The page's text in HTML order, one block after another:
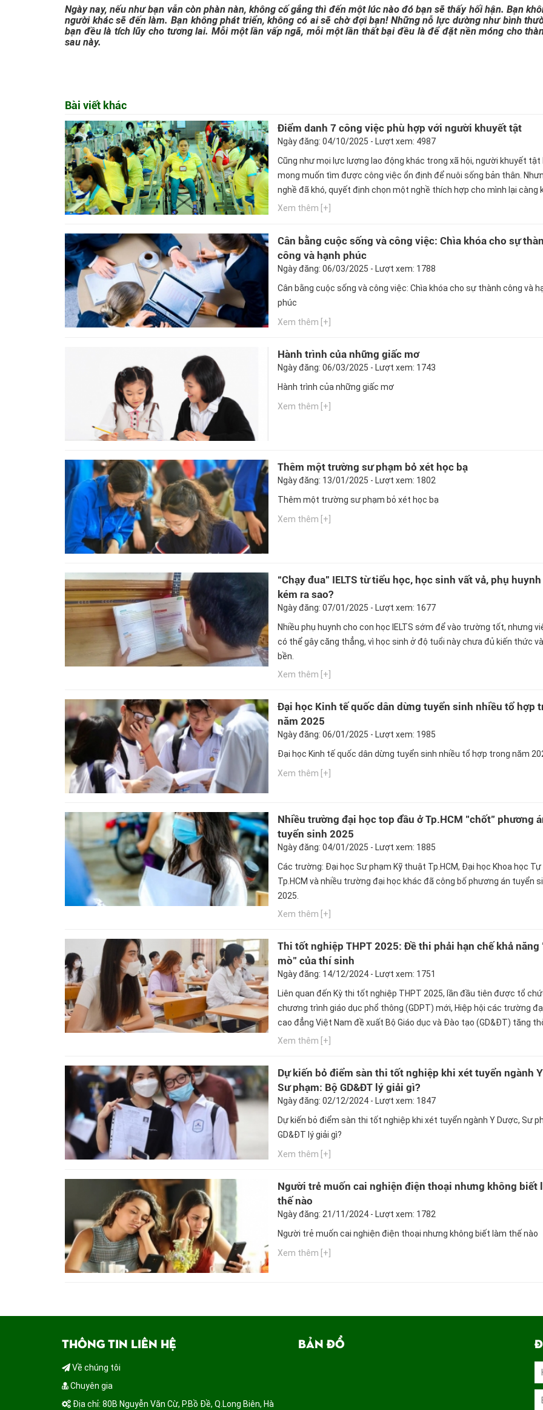
Ngày nay, nếu như bạn vẫn còn phàn nàn, không cố gắng thì đến một lúc nào đó bạn sẽ thấy hối hận. Bạn
người khác sẽ đến làm. Bạn không phát triển, không có ai sẽ chờ đợi bạn! Những nỗ lực dường như bình
bạn đều là tích lũy cho tương lai. Mỗi một lần vấp ngã, mỗi một lần thất bại đều là để đặt nền móng cho
sau này.
Bài viết khác
Điểm danh 7 công việc phù hợp với người khuyết tật
Ngày đăng: 04/10/2025 - Lượt xem: 4987
Cũng như mọi lực lượng lao động khác trong xã hội, người khuyết tật
mong muốn tìm được công việc ổn định để nuôi sống bản thân.
nghề đã khó, quyết định chọn một nghề thích hợp cho mình lại càng
hơn. Ngay bây giờ, hãy cùng Hướng nghiệp GPO cập nhật thông tin
Xem thêm [+]
Cân bằng cuộc sống và công việc: Chìa khóa cho sự
công và hạnh phúc
Ngày đăng: 06/03/2025 - Lượt xem: 1788
Cân bằng cuộc sống và công việc: Chìa khóa cho sự thành công và
phúc
Xem thêm [+]
Hành trình của những giấc mơ
Ngày đăng: 06/03/2025 - Lượt xem: 1743
Hành trình của những giấc mơ
Xem thêm [+]
Thêm một trường sư phạm bỏ xét học bạ
Ngày đăng: 13/01/2025 - Lượt xem: 1802
Thêm một trường sư phạm bỏ xét học bạ
Xem thêm [+]
“Chạy đua” IELTS từ tiểu học, học sinh vất vả, phụ
kém ra sao?
Ngày đăng: 07/01/2025 - Lượt xem: 1677
Nhiều phụ huynh cho con học IELTS sớm để vào trường tốt, nhưng
có thể gây căng thẳng, vì học sinh ở độ tuổi này chưa đủ kiến thức
bền.
Xem thêm [+]
Đại học Kinh tế quốc dân dừng tuyển sinh nhiều tổ hợp
năm 2025
Ngày đăng: 06/01/2025 - Lượt xem: 1985
Đại học Kinh tế quốc dân dừng tuyển sinh nhiều tổ hợp trong năm
Xem thêm [+]
Nhiều trường đại học top đầu ở Tp.HCM "chốt" phương
tuyển sinh 2025
Ngày đăng: 04/01/2025 - Lượt xem: 1885
Các trường: Đại học Sư phạm Kỹ thuật Tp.HCM, Đại học Khoa học Tự
Tp.HCM và nhiều trường đại học khác đã công bố phương án tuyển
2025.
Xem thêm [+]
Thi tốt nghiệp THPT 2025: Đề thi phải hạn chế khả năng
mò" của thí sinh
Ngày đăng: 14/12/2024 - Lượt xem: 1751
Liên quan đến Kỳ thi tốt nghiệp THPT 2025, lần đầu tiên được tổ
chương trình giáo dục phổ thông (GDPT) mới, Hiệp hội các trường
cao đẳng Việt Nam đề xuất Bộ Giáo dục và Đào tạo (GD&ĐT) tăng
làm bài thi của các môn lựa chọn và có giải pháp hạn chế khả năng
Xem thêm [+]
Dự kiến bỏ điểm sàn thi tốt nghiệp khi xét tuyển ngành
Sư phạm: Bộ GD&ĐT lý giải gì?
Ngày đăng: 02/12/2024 - Lượt xem: 1847
Dự kiến bỏ điểm sàn thi tốt nghiệp khi xét tuyển ngành Y Dược, Sư
GD&ĐT lý giải gì?
Xem thêm [+]
Người trẻ muốn cai nghiện điện thoại nhưng không biết
thế nào
Ngày đăng: 21/11/2024 - Lượt xem: 1782
Người trẻ muốn cai nghiện điện thoại nhưng không biết làm thế nào
Xem thêm [+]
THÔNG TIN LIÊN HỆ
Về chúng tôi
Chuyên gia
Địa chỉ: 80B Nguyễn Văn Cừ, P.Bồ Đề, Q.Long Biên, Hà
BẢN ĐỒ